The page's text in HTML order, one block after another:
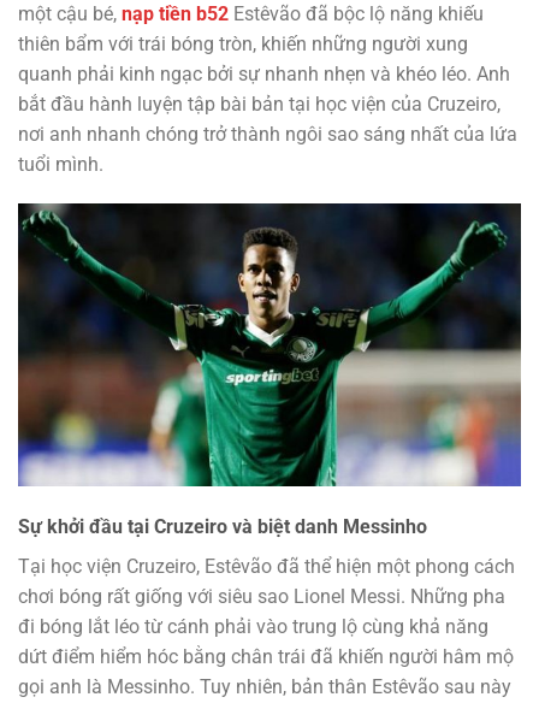
một cậu bé, nạp tiền b52 Estêvão đã bộc lộ năng khiếu
thiên bẩm với trái bóng tròn, khiến những người xung
quanh phải kinh ngạc bởi sự nhanh nhẹn và khéo léo. Anh
bắt đầu hành luyện tập bài bản tại học viện của Cruzeiro,
nơi anh nhanh chóng trở thành ngôi sao sáng nhất của lứa
tuổi mình.
Sự khởi đầu tại Cruzeiro và biệt danh Messinho
Tại học viện Cruzeiro, Estêvão đã thể hiện một phong cách
chơi bóng rất giống với siêu sao Lionel Messi. Những pha
đi bóng lắt léo từ cánh phải vào trung lộ cùng khả năng
dứt điểm hiểm hóc bằng chân trái đã khiến người hâm mộ
gọi anh là Messinho. Tuy nhiên, bản thân Estêvão sau này